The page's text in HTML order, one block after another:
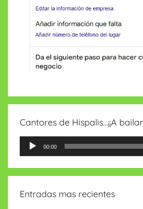
Cantores de Hispalis…¡¡A
Reproductor
de
audio
00:00
Entradas mas recientes